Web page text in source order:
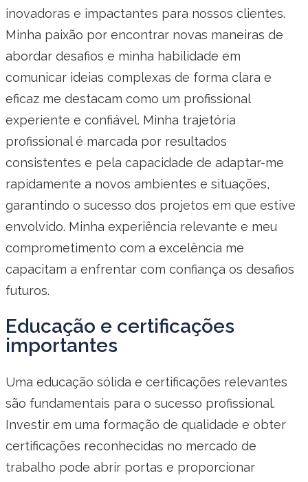
inovadoras e impactantes para nossos clientes.
Minha paixão por encontrar novas maneiras de
abordar desafios e minha habilidade em
comunicar ideias complexas de forma clara e
eficaz me destacam como um profissional
experiente e confiável. Minha trajetória
profissional é marcada por resultados
consistentes e pela capacidade de adaptar-me
rapidamente a novos ambientes e situações,
garantindo o sucesso dos projetos em que estive
envolvido. Minha experiência relevante e meu
comprometimento com a excelência me
capacitam a enfrentar com confiança os desafios
futuros.
Educação e certificações
importantes
Uma educação sólida e certificações relevantes
são fundamentais para o sucesso profissional.
Investir em uma formação de qualidade e obter
certificações reconhecidas no mercado de
trabalho pode abrir portas e proporcionar